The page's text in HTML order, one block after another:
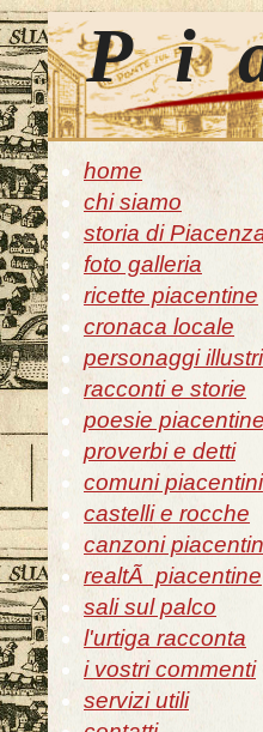
home
chi siamo
storia di
foto galleria
ricette piacentine
cronaca locale
personaggi illustri
racconti e storie
poesie piacentine
proverbi e detti
comuni piacentini
castelli e rocche
canzoni
realtÃ piacentine
sali sul palco
l'urtiga racconta
i vostri commenti
servizi utili